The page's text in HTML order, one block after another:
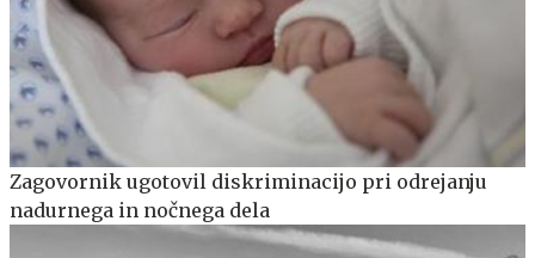
Zagovornik ugotovil diskriminacijo pri odrejanju
nadurnega in nočnega dela